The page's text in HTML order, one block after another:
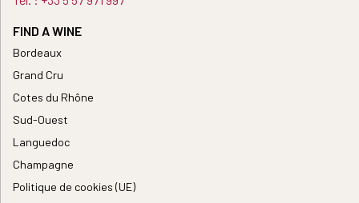
FIND A WINE
Bordeaux
Grand Cru
Cotes du Rhône
Sud-Ouest
Languedoc
Champagne
Politique de cookies (UE)